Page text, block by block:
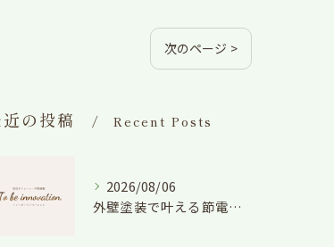
次のページ >
の投稿 Recent Posts
2026/08/06
外壁塗装で叶える節電効果と愛知県の相場や色選びのポイントを徹底解説